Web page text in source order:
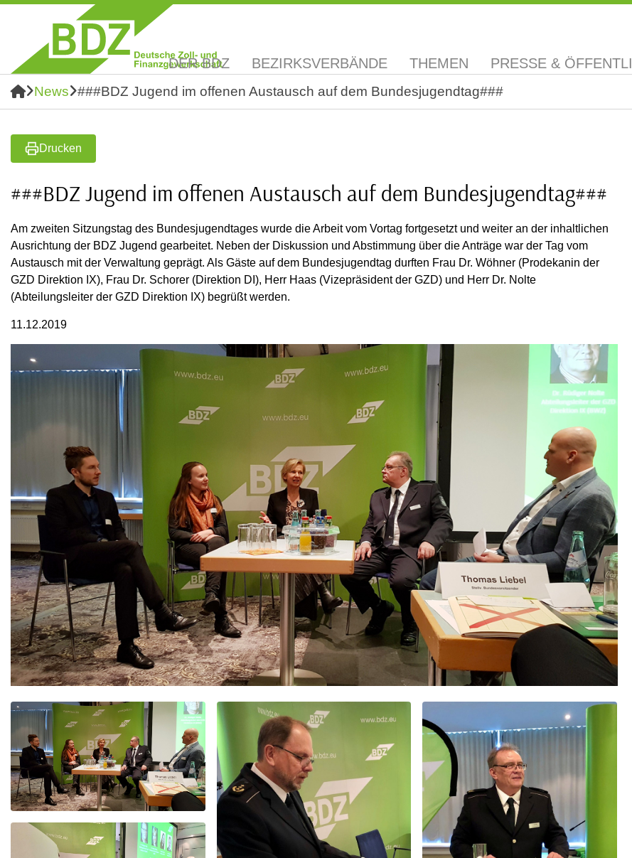
DER BDZ BEZIRKSVERBÄNDE THEMEN PRESSE &
News ###BDZ Jugend im offenen Austausch auf dem Bundesjugendtag###
Drucken
###BDZ Jugend im offenen Austausch auf dem Bundesjugendtag###
Am zweiten Sitzungstag des Bundesjugendtages wurde die Arbeit vom Vortag fortgesetzt und weiter an der inhaltlichen
Ausrichtung der BDZ Jugend gearbeitet. Neben der Diskussion und Abstimmung über die Anträge war der Tag vom
Austausch mit der Verwaltung geprägt. Als Gäste auf dem Bundesjugendtag durften Frau Dr. Wöhner (Prodekanin der
GZD Direktion IX), Frau Dr. Schorer (Direktion DI), Herr Haas (Vizepräsident der GZD) und Herr Dr. Nolte
(Abteilungsleiter der GZD Direktion IX) begrüßt werden.
11.12.2019